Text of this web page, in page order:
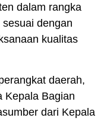
dalam rangka
dengan
kualitas
daerah,
Kepala Bagian
dari Kepala